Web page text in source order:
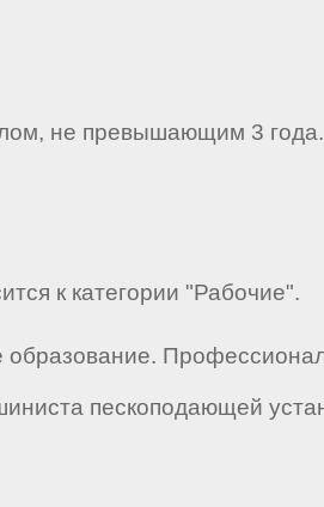
не превышающим 3 года.
к категории "Рабочие".
пескоподающей